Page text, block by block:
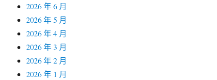
2026 年 6 月
2026 年 5 月
2026 年 4 月
2026 年 3 月
2026 年 2 月
2026 年 1 月